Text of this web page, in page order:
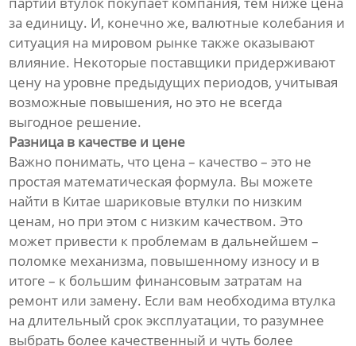
за единицу. И, конечно же, валютные колебания и
ситуация на мировом рынке также оказывают
влияние. Некоторые поставщики придерживают
цену на уровне предыдущих периодов, учитывая
возможные повышения, но это не всегда
выгодное решение.
Разница в качестве и цене
Важно понимать, что цена – качество – это не
простая математическая формула. Вы можете
найти в Китае шариковые втулки по низким
ценам, но при этом с низким качеством. Это
может привести к проблемам в дальнейшем –
поломке механизма, повышенному износу и в
итоге – к большим финансовым затратам на
ремонт или замену. Если вам необходима втулка
на длительный срок эксплуатации, то разумнее
выбрать более качественный и чуть более